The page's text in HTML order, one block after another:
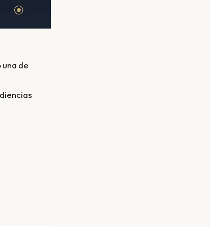
de